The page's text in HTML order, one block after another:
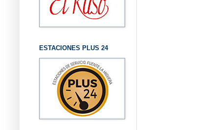
ESTACIONES PLUS 24